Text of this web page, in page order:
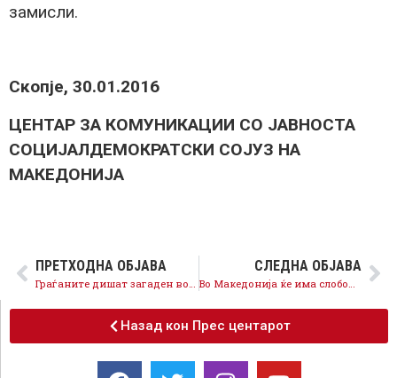
замисли.
Скопје, 30.01.2016
ЦЕНТАР ЗА КОМУНИКАЦИИ СО ЈАВНОСТА
СОЦИЈАЛДЕМОКРАТСКИ СОЈУЗ НА
МАКЕДОНИЈА
ПРЕТХОДНА ОБЈАВА СЛЕДНА ОБЈАВА
Назад кон Прес центарот